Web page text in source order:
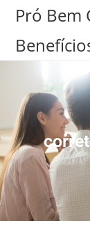
Pró Bem